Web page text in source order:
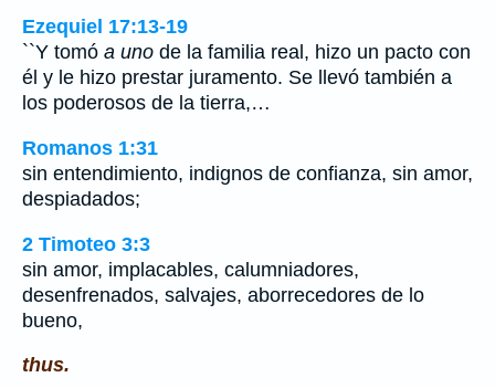
Ezequiel 17:13-19
``Y tomó a uno de la familia real, hizo un pacto con
él y le hizo prestar juramento. Se llevó también a
los poderosos de la tierra,…
Romanos 1:31
sin entendimiento, indignos de confianza, sin amor,
despiadados;
2 Timoteo 3:3
sin amor, implacables, calumniadores,
desenfrenados, salvajes, aborrecedores de lo
bueno,
thus.